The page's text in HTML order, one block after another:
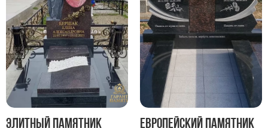
Элитный памятник
Европейский памятник